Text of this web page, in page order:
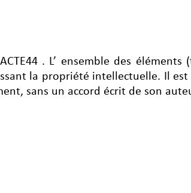
. L’ ensemble des
la propriété intellectuelle. Il
sans un accord écrit de son